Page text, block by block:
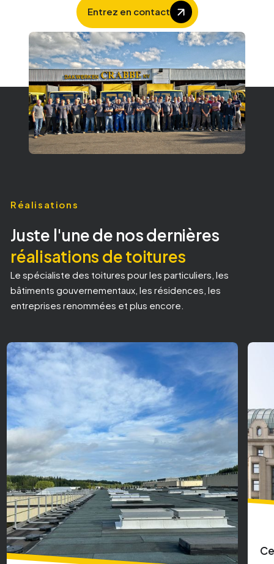
Entrez en contact
Réalisations
Juste l'une de nos dernières
réalisations de toitures
Le spécialiste des toitures pour les particuliers, les
bâtiments gouvernementaux, les résidences, les
entreprises renommées et plus encore.
Centre ville de Bruxelles